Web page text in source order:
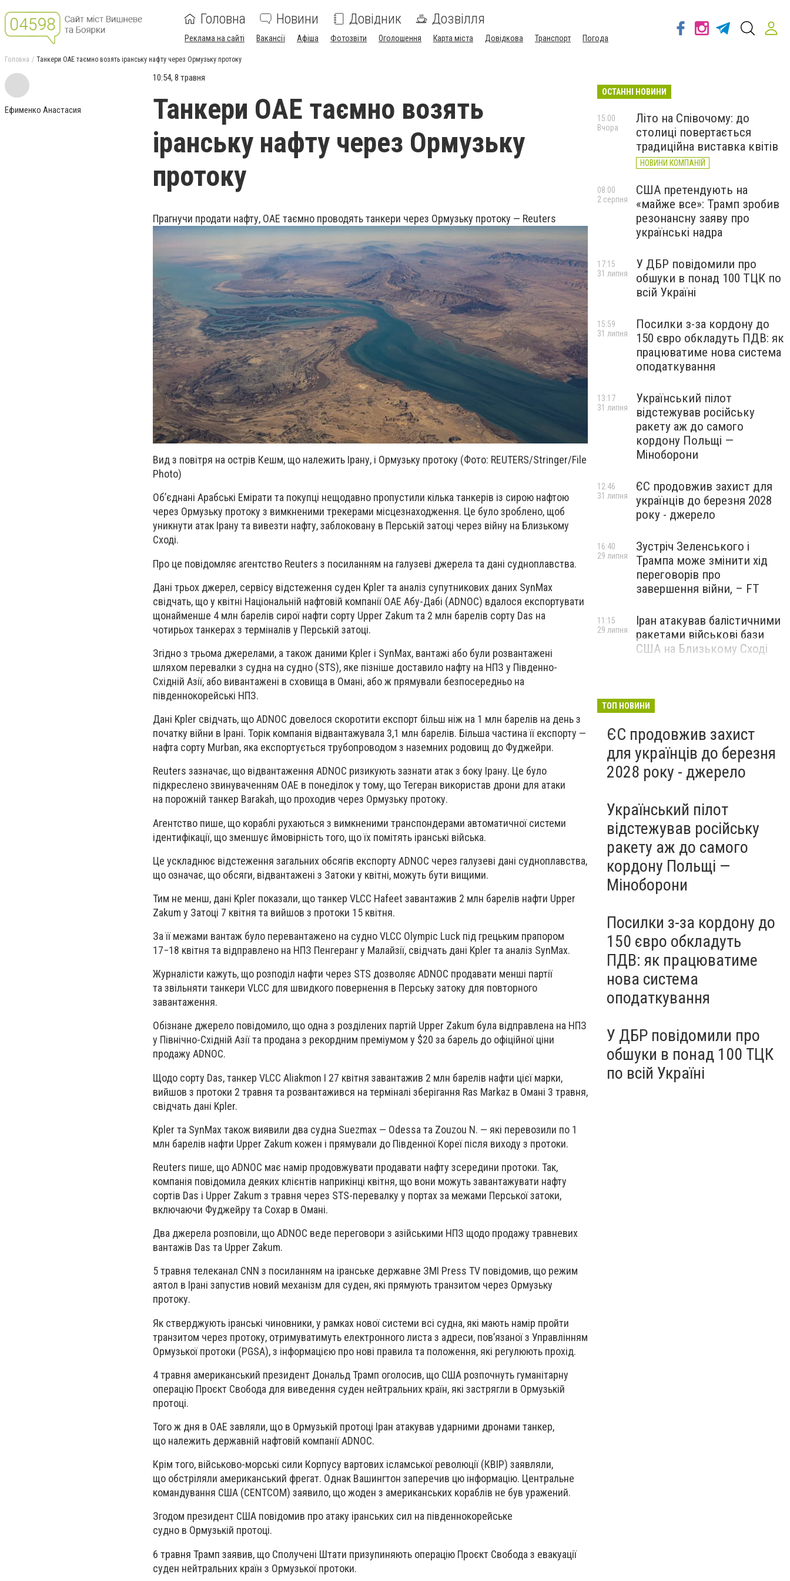
Головна Новини Довідник Дозвілля
Реклама на сайті Вакансії Афіша Фотозвіти Оголошення Карта міста Довідкова Транспорт Погода
Головна Танкери ОАЕ таємно возять іранську нафту через Ормузьку протоку
Ефименко Анастасия
10:54, 8 травня
Танкери ОАЕ таємно возять
іранську нафту через Ормузьку
протоку
Прагнучи продати нафту, ОАЕ таємно проводять танкери через Ормузьку протоку — Reuters
Вид з повітря на острів Кешм, що належить Ірану, і Ормузьку протоку (Фото: REUTERS/Stringer/File
Photo)
Об’єднані Арабські Емірати та покупці нещодавно пропустили кілька танкерів із сирою нафтою
через Ормузьку протоку з вимкненими трекерами місцезнаходження. Це було зроблено, щоб
уникнути атак Ірану та вивезти нафту, заблоковану в Перській затоці через війну на Близькому
Сході.
Про це повідомляє агентство Reuters з посиланням на галузеві джерела та дані судноплавства.
Дані трьох джерел, сервісу відстеження суден Kpler та аналіз супутникових даних SynMax
свідчать, що у квітні Національній нафтовій компанії ОАЕ Абу-Дабі (ADNOC) вдалося експортувати
щонайменше 4 млн барелів сирої нафти сорту Upper Zakum та 2 млн барелів сорту Das на
чотирьох танкерах з терміналів у Перській затоці.
Згідно з трьома джерелами, а також даними Kpler і SynMax, вантажі або були розвантажені
шляхом перевалки з судна на судно (STS), яке пізніше доставило нафту на НПЗ у Південно-
Східній Азії, або вивантажені в сховища в Омані, або ж прямували безпосередньо на
південнокорейські НПЗ.
Дані Kpler свідчать, що ADNOC довелося скоротити експорт більш ніж на 1 млн барелів на день з
початку війни в Ірані. Торік компанія відвантажувала 3,1 млн барелів. Більша частина її експорту —
нафта сорту Murban, яка експортується трубопроводом з наземних родовищ до Фуджейри.
Reuters зазначає, що відвантаження ADNOC ризикують зазнати атак з боку Ірану. Це було
підкреслено звинуваченням ОАЕ в понеділок у тому, що Тегеран використав дрони для атаки
на порожній танкер Barakah, що проходив через Ормузьку протоку.
Агентство пише, що кораблі рухаються з вимкненими транспондерами автоматичної системи
ідентифікації, що зменшує ймовірність того, що їх помітять іранські війська.
Це ускладнює відстеження загальних обсягів експорту ADNOC через галузеві дані судноплавства,
що означає, що обсяги, відвантажені з Затоки у квітні, можуть бути вищими.
Тим не менш, дані Kpler показали, що танкер VLCC Hafeet завантажив 2 млн барелів нафти Upper
Zakum у Затоці 7 квітня та вийшов з протоки 15 квітня.
За її межами вантаж було перевантажено на судно VLCC Olympic Luck під грецьким прапором
17−18 квітня та відправлено на НПЗ Пенгеранг у Малайзії, свідчать дані Kpler та аналіз SynMax.
Журналісти кажуть, що розподіл нафти через STS дозволяє ADNOC продавати менші партії
та звільняти танкери VLCC для швидкого повернення в Перську затоку для повторного
завантаження.
Обізнане джерело повідомило, що одна з розділених партій Upper Zakum була відправлена на НПЗ
у Північно-Східній Азії та продана з рекордним преміумом у $20 за барель до офіційної ціни
продажу ADNOC.
Щодо сорту Das, танкер VLCC Aliakmon I 27 квітня завантажив 2 млн барелів нафти цієї марки,
вийшов з протоки 2 травня та розвантажився на терміналі зберігання Ras Markaz в Омані 3 травня,
свідчать дані Kpler.
Kpler та ⁠SynMax також виявили два судна Suezmax — Odessa та Zouzou N. — які перевозили по 1
млн барелів нафти Upper Zakum кожен і прямували до Південної Кореї після виходу з протоки.
Reuters пише, що ADNOC має намір продовжувати продавати нафту зсередини протоки. Так,
компанія повідомила деяких клієнтів наприкінці квітня, що вони можуть завантажувати нафту
сортів Das і Upper Zakum з травня через STS-перевалку у портах за межами Перської затоки,
включаючи Фуджейру та Сохар в Омані.
Два джерела розповіли, що ADNOC веде переговори з азійськими НПЗ щодо продажу травневих
вантажів Das та Upper Zakum.
5 травня телеканал CNN з посиланням на іранське державне ЗМІ Press TV повідомив, що режим
аятол в Ірані запустив новий механізм для суден, які прямують транзитом через Ормузьку
протоку.
Як стверджують іранські чиновники, у рамках нової системи всі судна, які мають намір пройти
транзитом через протоку, отримуватимуть електронного листа з адреси, пов’язаної з Управлінням
Ормузької протоки (PGSA), з інформацією про нові правила та положення, які регулюють прохід.
4 травня американський президент Дональд Трамп оголосив, що США розпочнуть гуманітарну
операцію Проєкт Свобода для виведення суден нейтральних країн, які застрягли в Ормузькій
протоці.
Того ж дня в ОАЕ завляли, що в Ормузькій протоці Іран атакував ударними дронами танкер,
що належить державній нафтовій компанії ADNOC.
Крім того, військово-морські сили Корпусу вартових ісламської революції (КВІР) заявляли,
що обстріляли американський фрегат. Однак Вашингтон заперечив цю інформацію. Центральне
командування США (CENTCOM) заявило, що жоден з американських кораблів не був уражений.
Згодом президент США повідомив про атаку іранських сил на південнокорейське
судно в Ормузькій протоці.
6 травня Трамп заявив, що Сполучені Штати призупиняють операцію Проєкт Свобода з евакуації
суден нейтральних країн з Ормузької протоки.
ОСТАННІ НОВИНИ
Літо на Співочому: до
столиці повертається
традиційна виставка квітів
НОВИНИ КОМПАНІЙ
15:00
Вчора
США претендують на
«майже все»: Трамп зробив
резонансну заяву про
українські надра
08:00
2 серпня
У ДБР повідомили про
обшуки в понад 100 ТЦК по
всій Україні
17:15
31 липня
Посилки з-за кордону до
150 євро обкладуть ПДВ: як
працюватиме нова система
оподаткування
15:59
31 липня
Український пілот
відстежував російську
ракету аж до самого
кордону Польщі —
Міноборони
13:17
31 липня
ЄС продовжив захист для
українців до березня 2028
року - джерело
12:46
31 липня
Зустріч Зеленського і
Трампа може змінити хід
переговорів про
завершення війни, – FT
16:40
29 липня
Іран атакував балістичними
ракетами військові бази
США на Близькому Сході
11:15
29 липня
ТОП НОВИНИ
ЄС продовжив захист
для українців до березня
2028 року - джерело
Український пілот
відстежував російську
ракету аж до самого
кордону Польщі —
Міноборони
Посилки з-за кордону до
150 євро обкладуть
ПДВ: як працюватиме
нова система
оподаткування
У ДБР повідомили про
обшуки в понад 100 ТЦК
по всій Україні